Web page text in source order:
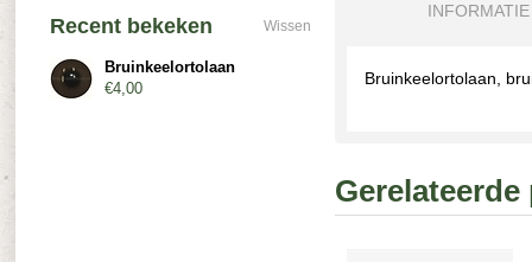
INFORMATIE
Bruinkeelortolaan,
Recent bekeken Wissen
Bruinkeelortolaan
€4,00